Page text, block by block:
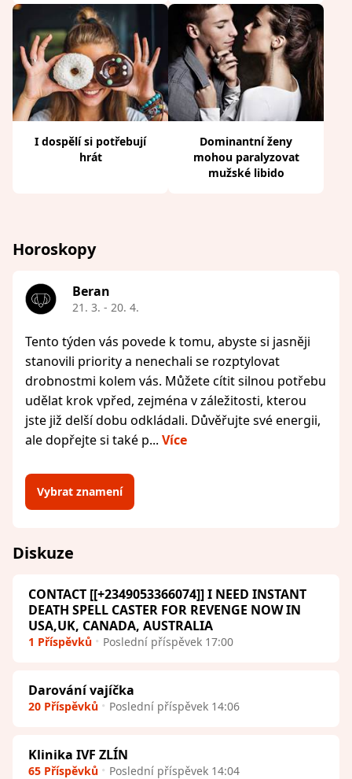
I dospělí si potřebují
hrát
Dominantní ženy
mohou paralyzovat
mužské libido
Horoskopy
Beran
21. 3. - 20. 4.
Tento týden vás povede k tomu, abyste si jasněji
stanovili priority a nenechali se rozptylovat
drobnostmi kolem vás. Můžete cítit silnou potřebu
udělat krok vpřed, zejména v záležitosti, kterou
jste již delší dobu odkládali. Důvěřujte své energii,
ale dopřejte si také p... Více
Vybrat znamení
Diskuze
CONTACT [[+2349053366074]] I NEED INSTANT
DEATH SPELL CASTER FOR REVENGE NOW IN
USA,UK, CANADA, AUSTRALIA
1 Příspěvků Poslední příspěvek 17:00
Darování vajíčka
20 Příspěvků Poslední příspěvek 14:06
Klinika IVF ZLÍN
65 Příspěvků Poslední příspěvek 14:04